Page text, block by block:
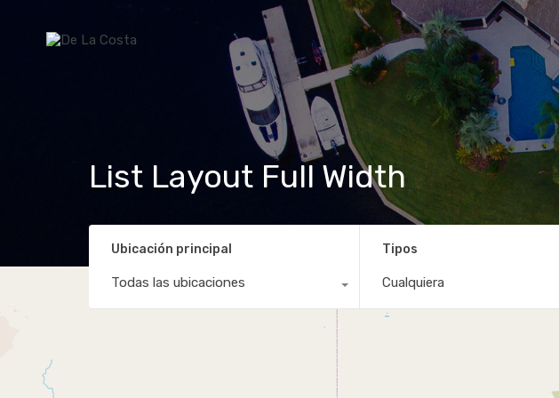
List Layout Full Width
Ubicación principal
Todas las ubicaciones
Tipos
Cualquiera